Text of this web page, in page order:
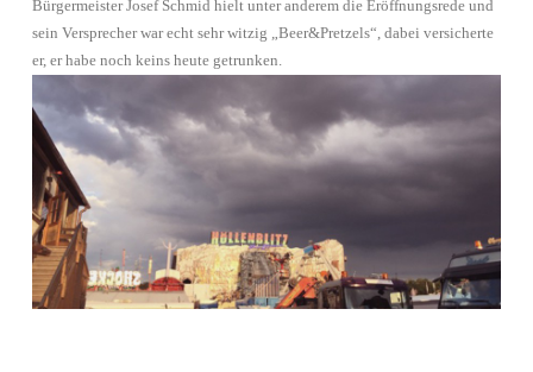
Bürgermeister Josef Schmid hielt unter anderem die Eröffnungsrede und
sein Versprecher war echt sehr witzig „Beer&Pretzels“, dabei versicherte
er, er habe noch keins heute getrunken.